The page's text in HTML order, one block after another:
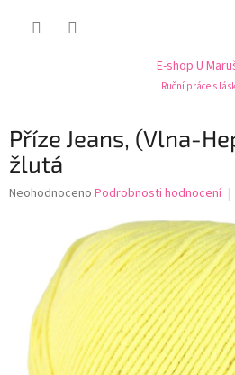
E-shop U
Ruční práce s
Příze Jeans, (Vlna-
žlutá
Průměrné
hvězdiček.
Neohodnoceno Podrobnosti hodnocení